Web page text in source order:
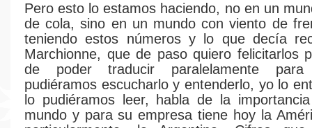
Pero esto lo estamos haciendo, no en un
de cola, sino en un mundo con viento de
teniendo estos números y lo que decía
Marchionne, que de paso quiero felicitarlos
de poder traducir paralelamente
pudiéramos escucharlo y entenderlo, yo lo
lo pudiéramos leer, habla de la
mundo y para su empresa tiene hoy la